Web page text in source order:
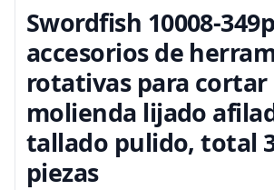
Swordfish 10008-
accesorios de
rotativas para cortar
molienda lijado
tallado pulido, total
piezas